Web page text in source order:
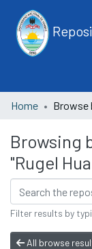
Home Browse
Browsing
"Rugel
Filter results by
All browse